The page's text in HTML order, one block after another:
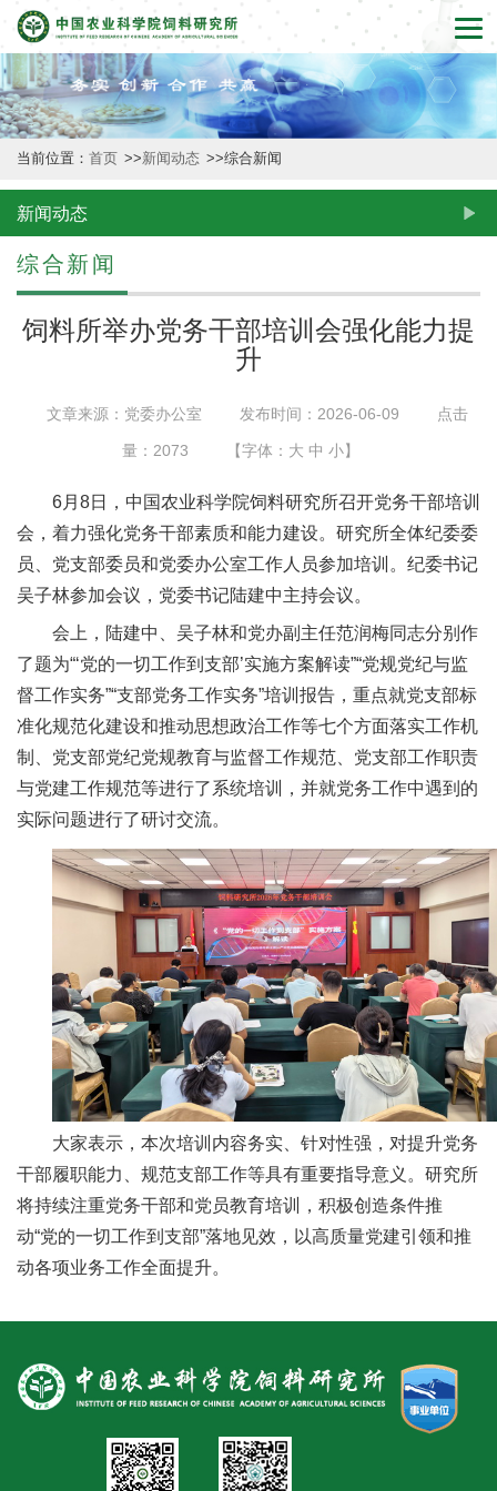
首
页
本
所
概
况
新
闻
团
队
技
台
成
究
生
教
育
交
当前位置： 首页 >>新闻动态 >>综合新闻
新闻动态
综合新闻
饲料所举办党务干部培训会强化能力提
升
文章来源：党委办公室 发布时间：2026-06-09 点击
量： 2073 【字体： 大 中 小】
6月8日，中国农业科学院饲料研究所召开党务干部培训
会，着力强化党务干部素质和能力建设。研究所全体纪委委
员、党支部委员和党委办公室工作人员参加培训。纪委书记
吴子林参加会议，党委书记陆建中主持会议。
会上，陆建中、吴子林和党办副主任范润梅同志分别作
了题为“‘党的一切工作到支部’实施方案解读”“党规党纪与监
督工作实务”“支部党务工作实务”培训报告，重点就党支部标
准化规范化建设和推动思想政治工作等七个方面落实工作机
制、党支部党纪党规教育与监督工作规范、党支部工作职责
与党建工作规范等进行了系统培训，并就党务工作中遇到的
实际问题进行了研讨交流。
大家表示，本次培训内容务实、针对性强，对提升党务
干部履职能力、规范支部工作等具有重要指导意义。研究所
将持续注重党务干部和党员教育培训，积极创造条件推
动“党的一切工作到支部”落地见效，以高质量党建引领和推
动各项业务工作全面提升。